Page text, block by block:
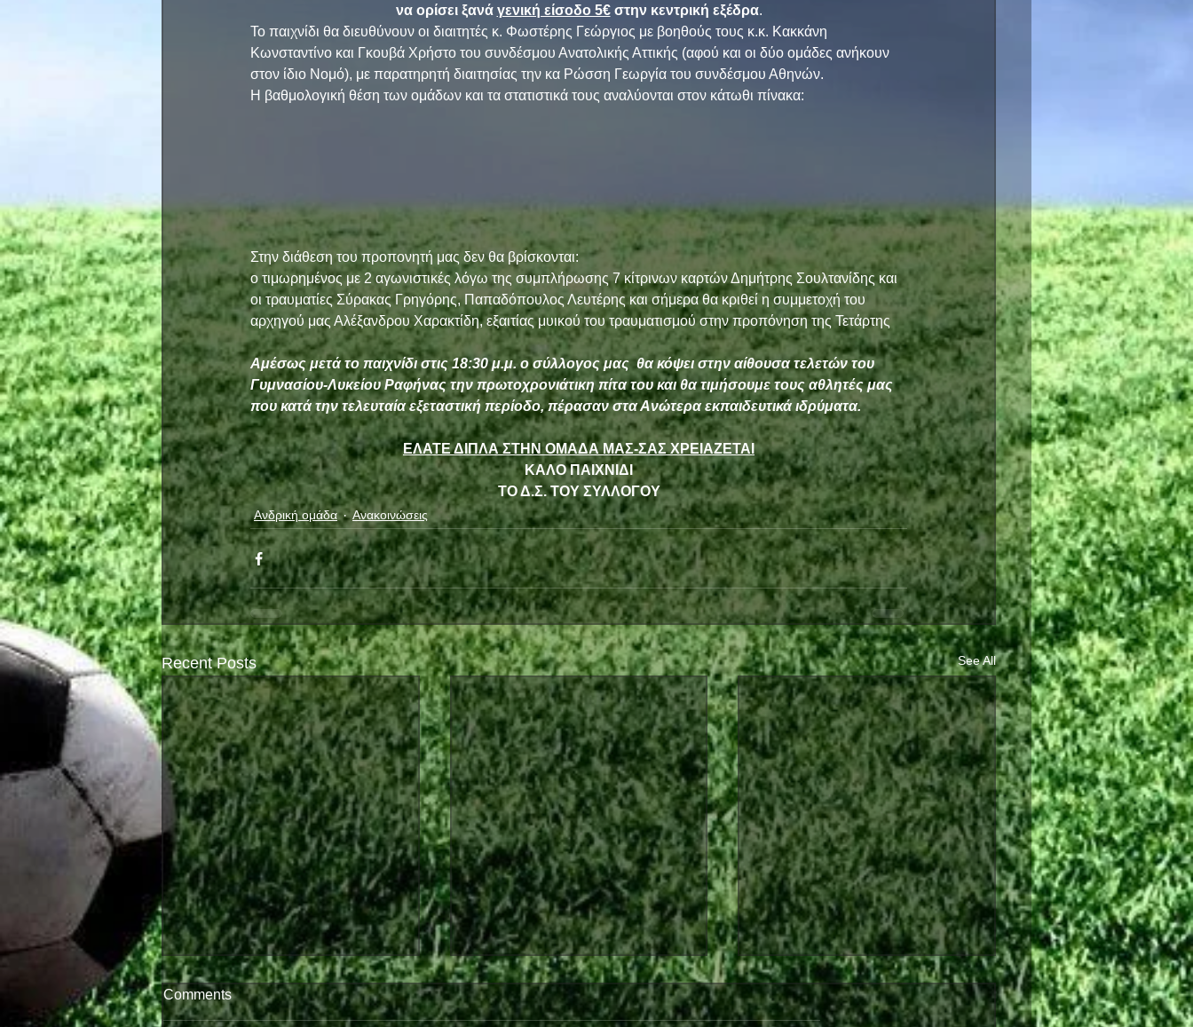
να ορίσει ξανά γενική είσοδο 5€ στην κεντρική εξέδρα.
Το παιχνίδι θα διευθύνουν οι διαιτητές κ. Φωστέρης Γεώργιος με βοηθούς τους κ.κ. Κακκάνη
Κωνσταντίνο και Γκουβά Χρήστο του συνδέσμου Ανατολικής Αττικής (αφού και οι δύο ομάδες ανήκουν
στον ίδιο Νομό), με παρατηρητή διαιτησίας την κα Ρώσση Γεωργία του συνδέσμου Αθηνών.
Η βαθμολογική θέση των ομάδων και τα στατιστικά τους αναλύονται στον κάτωθι πίνακα:
Στην διάθεση του προπονητή μας δεν θα βρίσκονται:
ο τιμωρημένος με 2 αγωνιστικές λόγω της συμπλήρωσης 7 κίτρινων καρτών Δημήτρης Σουλτανίδης και
οι τραυματίες Σύρακας Γρηγόρης, Παπαδόπουλος Λευτέρης και σήμερα θα κριθεί η συμμετοχή του
αρχηγού μας Αλέξανδρου Χαρακτίδη, εξαιτίας μυικού του τραυματισμού στην προπόνηση της Τετάρτης
Αμέσως μετά το παιχνίδι στις 18:30 μ.μ. ο σύλλογος μας  θα κόψει στην αίθουσα τελετών του
Γυμνασίου-Λυκείου Ραφήνας την πρωτοχρονιάτικη πίτα του και θα τιμήσουμε τους αθλητές μας
που κατά την τελευταία εξεταστική περίοδο, πέρασαν στα Ανώτερα εκπαιδευτικά ιδρύματα.
ΕΛΑΤΕ ΔΙΠΛΑ ΣΤΗΝ ΟΜΑΔΑ ΜΑΣ-ΣΑΣ ΧΡΕΙΑΖΕΤΑΙ
ΚΑΛΟ ΠΑΙΧΝΙΔΙ
ΤΟ Δ.Σ. ΤΟΥ ΣΥΛΛΟΓΟΥ
Ανδρική ομάδα Ανακοινώσεις
Recent Posts See All
Comments